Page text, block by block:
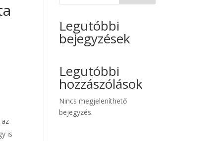
is
Legutóbbi
bejegyzések
Legutóbbi
hozzászólások
Nincs megjeleníthető
bejegyzés.